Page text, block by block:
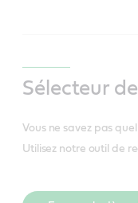
Sélecteur
Vous ne savez pas
Utilisez notre outil de